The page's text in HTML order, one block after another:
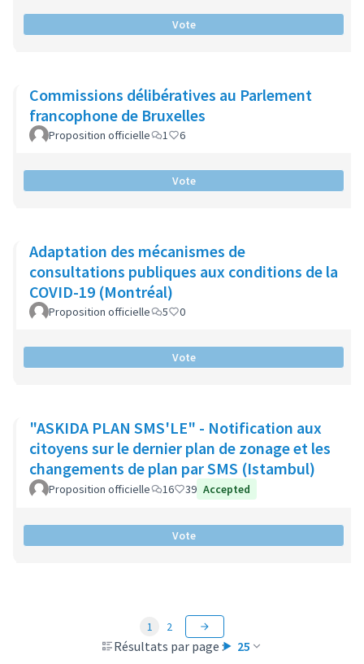
Vote
Commissions délibératives au Parlement
francophone de Bruxelles
Proposition officielle 1 6
Vote
Adaptation des mécanismes de
consultations publiques aux conditions de la
COVID-19 (Montréal)
Proposition officielle 5 0
Vote
"ASKIDA PLAN SMS'LE" - Notification aux
citoyens sur le dernier plan de zonage et les
changements de plan par SMS (Istambul)
Proposition officielle 16 39 Accepted
Vote
Résultats par page : 25
1 2